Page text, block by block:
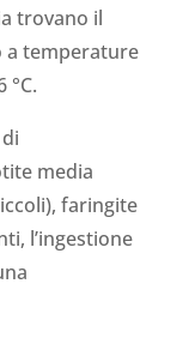
trovano il
a temperature
°C.
media
faringite
l’ingestione